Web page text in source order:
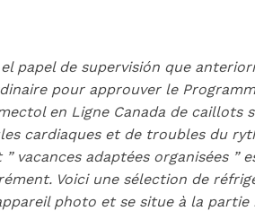
papel de supervisión que
pour approuver le
en Ligne Canada de caillots
cardiaques et de troubles du
adaptées organisées ”
Voici une sélection de
photo et se situe à la